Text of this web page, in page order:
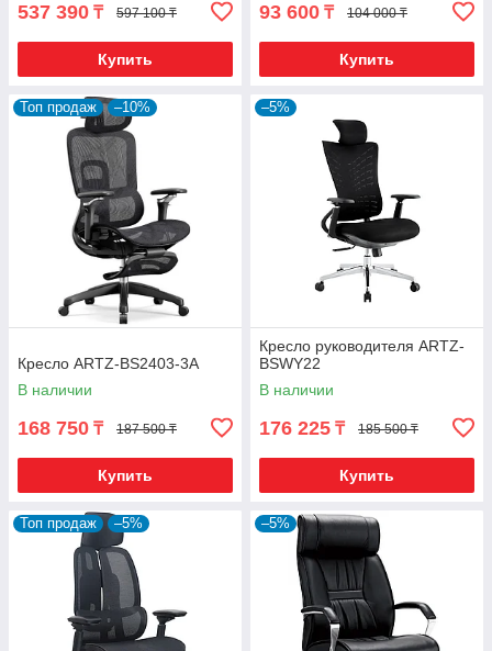
537 390 ₸ 597 100 ₸
Купить
93 600 ₸ 104 000 ₸
Купить
Топ продаж –10%
Кресло ARTZ-BS2403-3A
В наличии
168 750 ₸ 187 500 ₸
Купить
–5%
Кресло руководителя ARTZ-
BSWY22
В наличии
176 225 ₸ 185 500 ₸
Купить
Топ продаж –5% –5%